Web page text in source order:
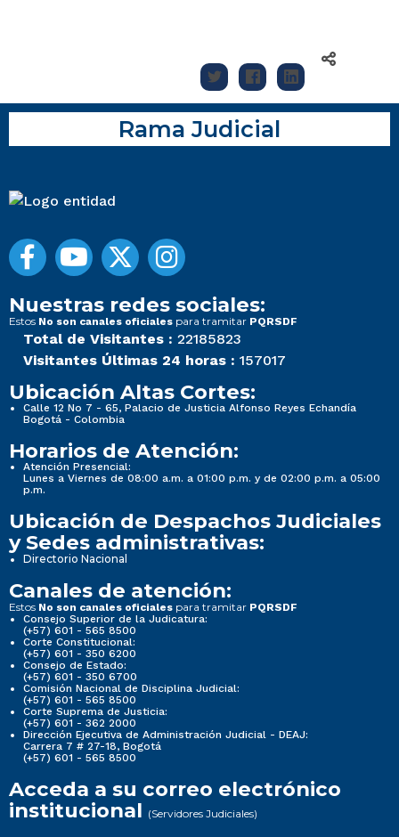
Rama Judicial
Nuestras redes sociales:
Estos No son canales oficiales para tramitar PQRSDF
Total de Visitantes : 22185823
Visitantes Últimas 24 horas : 157017
Ubicación Altas Cortes:
Calle 12 No 7 - 65, Palacio de Justicia Alfonso Reyes Echandía
Bogotá - Colombia
Horarios de Atención:
Atención Presencial:
Lunes a Viernes de 08:00 a.m. a 01:00 p.m. y de 02:00 p.m. a 05:00
p.m.
Ubicación de Despachos Judiciales
y Sedes administrativas:
Directorio Nacional
Canales de atención:
Estos No son canales oficiales para tramitar PQRSDF
Consejo Superior de la Judicatura:
(+57) 601 - 565 8500
Corte Constitucional:
(+57) 601 - 350 6200
Consejo de Estado:
(+57) 601 - 350 6700
Comisión Nacional de Disciplina Judicial:
(+57) 601 - 565 8500
Corte Suprema de Justicia:
(+57) 601 - 362 2000
Dirección Ejecutiva de Administración Judicial - DEAJ:
Carrera 7 # 27-18, Bogotá
(+57) 601 - 565 8500
Acceda a su correo electrónico
institucional (Servidores Judiciales)